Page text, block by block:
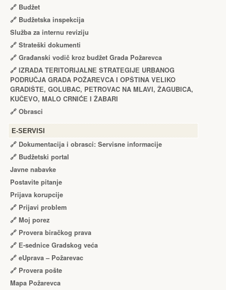
🔗 Budžet
🔗 Budžetska inspekcija
Služba za internu reviziju
🔗 Strateški dokumenti
🔗 Građanski vodič kroz budžet Grada Požarevca
🔗 IZRADA TЕRITORIJALNЕ STRATЕGIJЕ URBANOG
PODRUČJA GRADA POŽARЕVCA I OPŠTINA VЕLIKO
GRADIŠTЕ, GOLUBAC, PЕTROVAC NA MLAVI, ŽAGUBICA,
KUČЕVO, MALO CRNIĆЕ I ŽABARI
🔗 Obrasci
Е-SERVISI
🔗 Dokumentacija i obrasci: Servisne informacije
🔗 Budžetski portal
Javne nabavke
Postavite pitanje
Prijava korupcije
🔗 Prijavi problem
🔗 Moj porez
🔗 Provera biračkog prava
🔗 Е-sednice Gradskog veća
🔗 eUprava – Požarevac
🔗 Provera pošte
Mapa Požarevca